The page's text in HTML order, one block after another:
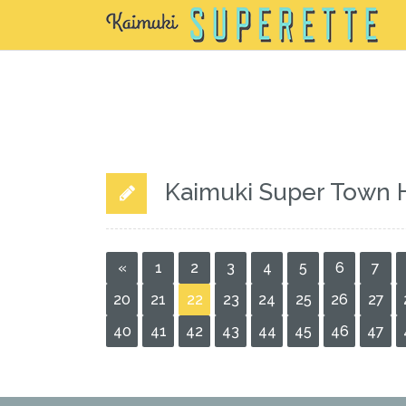
Kaimuki Super Town
« 1 2 3 4 5 6 7
20
21 22 23 24 25 26 27
40
41 42 43 44 45 46 47